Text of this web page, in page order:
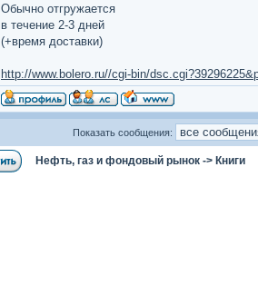
Обычно отгружается
в течение 2-3 дней
(+время доставки)
http://www.bolero.ru//cgi-bin/
Показать сообщения:
Нефть, газ и фондовый рынок -> Книги